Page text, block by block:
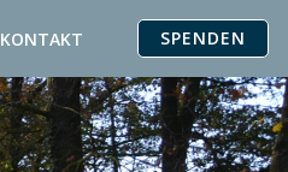
KONTAKT SPENDEN